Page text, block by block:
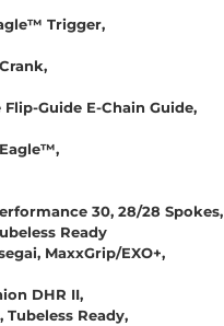
Trigger,
Guide E-Chain Guide,
30, 28/28 Spokes,
Ready
MaxxGrip/EXO+,
DHR II,
Ready,